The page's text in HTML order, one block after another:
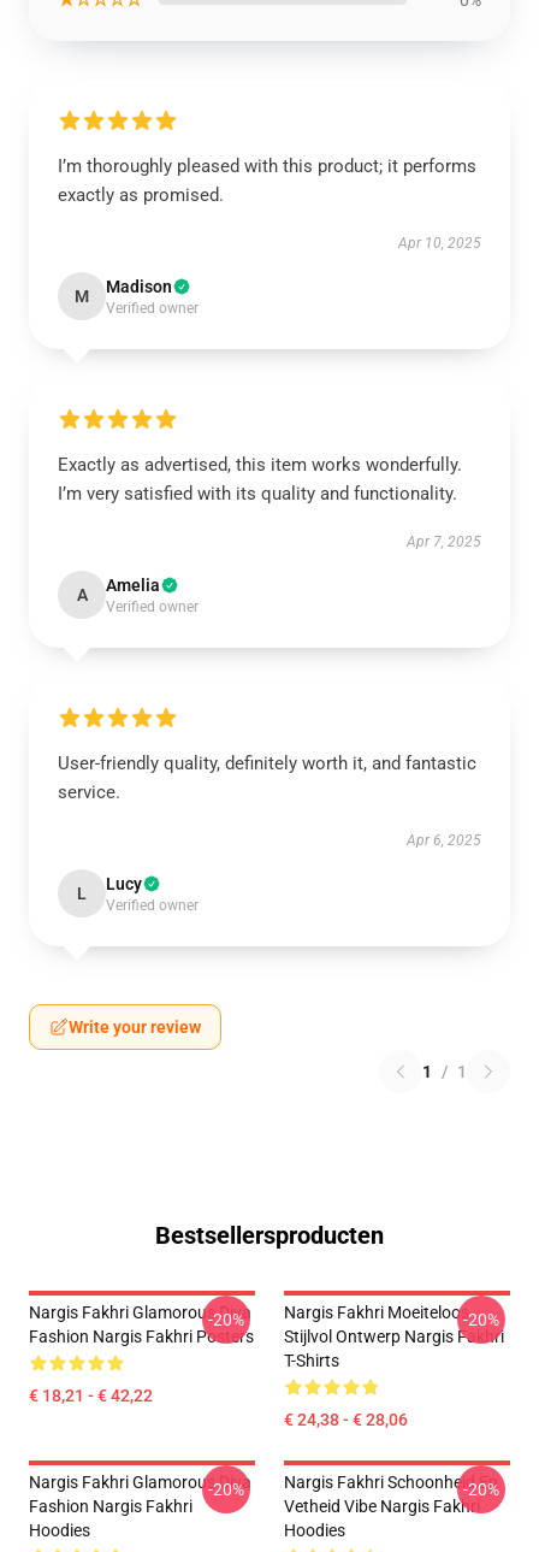
I’m thoroughly pleased with this product; it performs
exactly as promised.
Apr 10, 2025
M Madison
Verified owner
Exactly as advertised, this item works wonderfully.
I’m very satisfied with its quality and functionality.
Apr 7, 2025
A Amelia
Verified owner
User-friendly quality, definitely worth it, and fantastic
service.
Apr 6, 2025
L Lucy
Verified owner
Write your review
1 / 1
Bestsellersproducten
Nargis Fakhri Glamorous Diva
Fashion Nargis Fakhri Posters
€ 18,21 - € 42,22
-20%
Nargis Fakhri Moeiteloos
Stijlvol Ontwerp Nargis Fakhri
T-Shirts
€ 24,38 - € 28,06
-20%
Nargis Fakhri Glamorous Diva
Fashion Nargis Fakhri
Hoodies
-20%
Nargis Fakhri Schoonheid En
Vetheid Vibe Nargis Fakhri
Hoodies
-20%